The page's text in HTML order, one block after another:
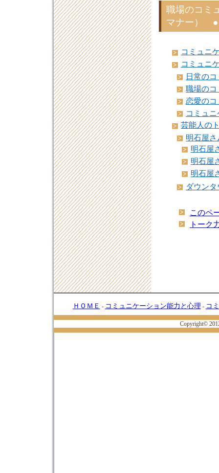
職場のコミ
マナー） ●
コミュニ
コミュニ
日常の
職場のコ
恋愛のコ
コミュ
芸能人の
明石屋
明石屋
明石屋
明石屋
ダウン
このペ
トーク
ＨＯＭＥ - コミュニケーション能力と心理 - コ
Copyright©